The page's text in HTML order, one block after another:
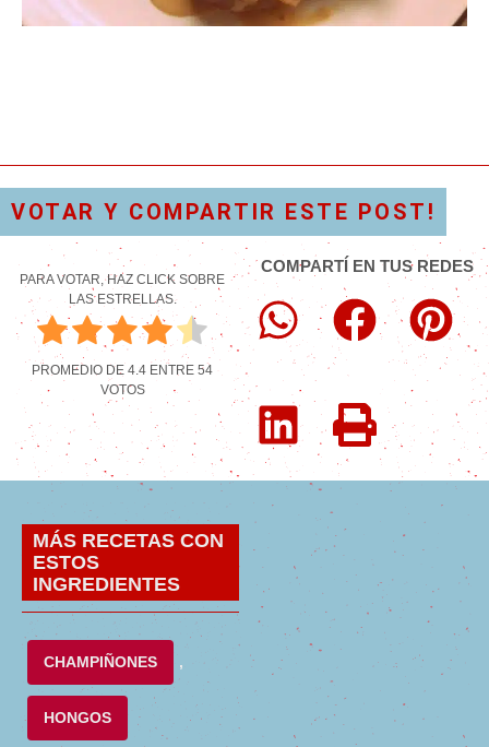
VOTAR Y COMPARTIR ESTE POST!
PARA VOTAR, HAZ CLICK SOBRE
LAS ESTRELLAS.
PROMEDIO DE 4.4 ENTRE 54
VOTOS
COMPARTÍ EN TUS REDES
MÁS RECETAS CON
ESTOS
INGREDIENTES
CHAMPIÑONES ,
HONGOS